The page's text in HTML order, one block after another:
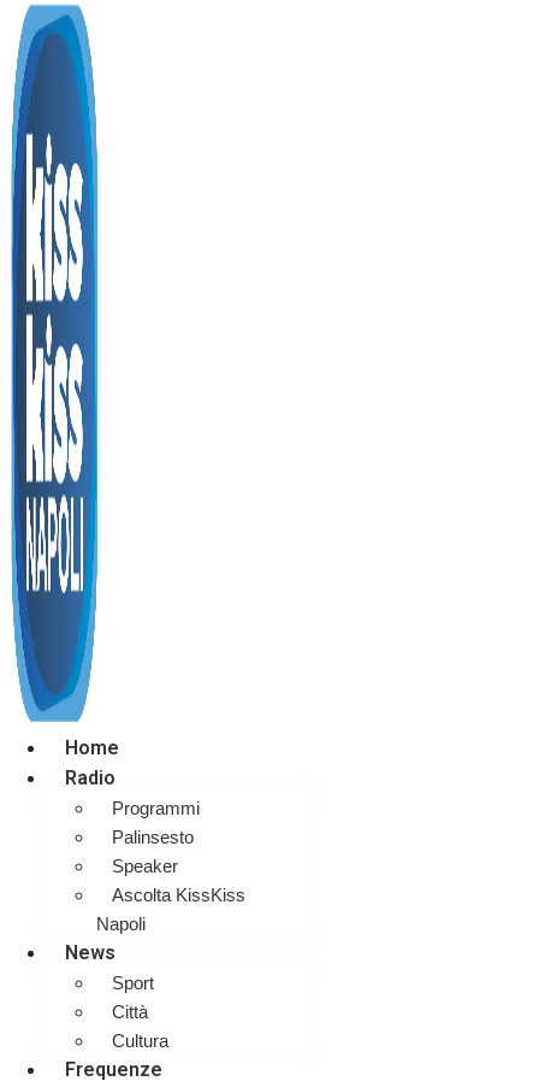
Home
Radio
Programmi
Palinsesto
Speaker
Ascolta KissKiss
Napoli
News
Sport
Città
Cultura
Frequenze